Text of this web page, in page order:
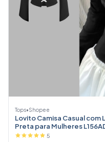
Tops•Shopee
Lovito Camisa Casual
Preta para Mulheres
5